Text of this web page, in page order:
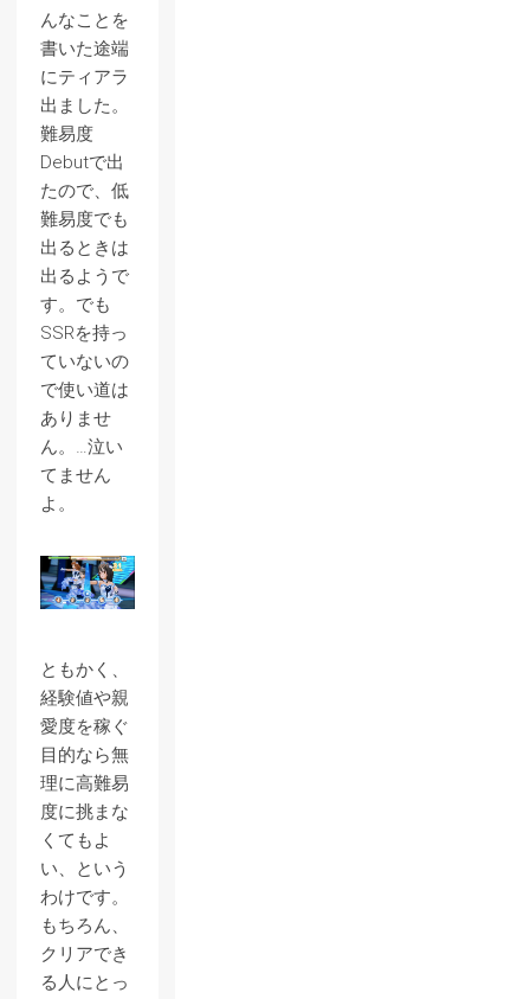
んなことを
書いた途端
にティアラ
出ました。
難易度
Debutで出
たので、低
難易度でも
出るときは
出るようで
す。でも
SSRを持っ
ていないの
で使い道は
ありませ
ん。…泣い
てません
よ。
ともかく、
経験値や親
愛度を稼ぐ
目的なら無
理に高難易
度に挑まな
くてもよ
い、という
わけです。
もちろん、
クリアでき
る人にとっ